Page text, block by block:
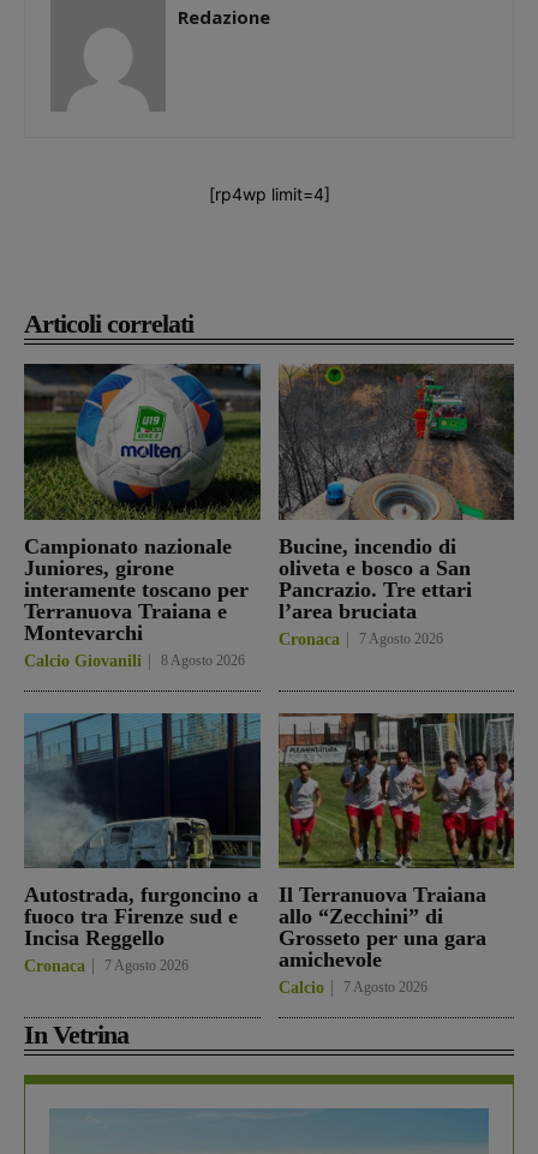
Articoli correlati
Campionato nazionale
Juniores, girone
interamente toscano per
Terranuova Traiana e
Montevarchi
Calcio Giovanili 8 Agosto 2026
Bucine, incendio di
oliveta e bosco a San
Pancrazio. Tre ettari
l’area bruciata
Cronaca 7 Agosto 2026
Autostrada, furgoncino a
fuoco tra Firenze sud e
Incisa Reggello
Cronaca 7 Agosto 2026
Il Terranuova Traiana
allo “Zecchini” di
Grosseto per una gara
amichevole
Calcio 7 Agosto 2026
In Vetrina
Redazione
[rp4wp limit=4]